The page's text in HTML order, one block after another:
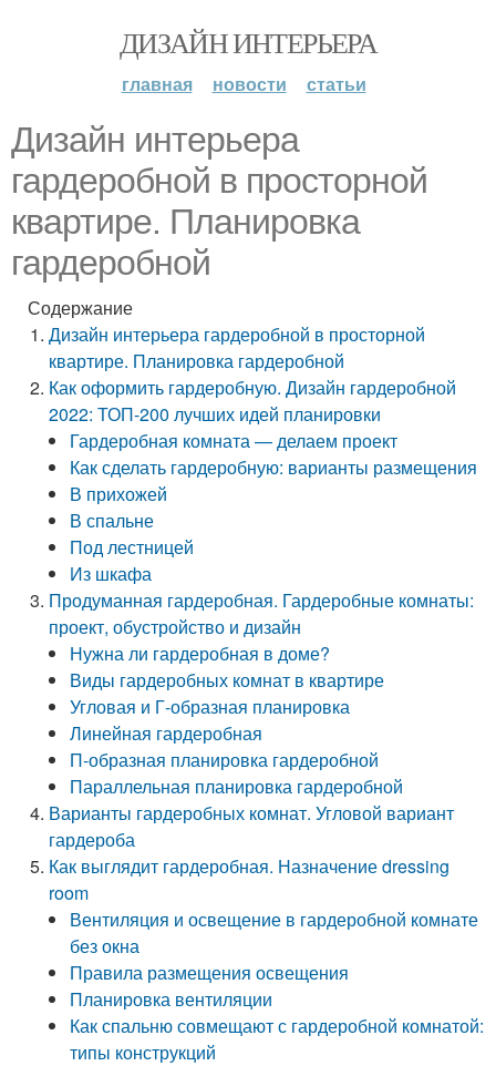
ДИЗАЙН ИНТЕРЬЕРА
главная новости статьи
Дизайн интерьера
гардеробной в просторной
квартире. Планировка
гардеробной
Содержание
Дизайн интерьера гардеробной в просторной
квартире. Планировка гардеробной
Как оформить гардеробную. Дизайн гардеробной
2022: ТОП-200 лучших идей планировки
Гардеробная комната — делаем проект
Как сделать гардеробную: варианты размещения
В прихожей
В спальне
Под лестницей
Из шкафа
Продуманная гардеробная. Гардеробные комнаты:
проект, обустройство и дизайн
Нужна ли гардеробная в доме?
Виды гардеробных комнат в квартире
Угловая и Г-образная планировка
Линейная гардеробная
П-образная планировка гардеробной
Параллельная планировка гардеробной
Варианты гардеробных комнат. Угловой вариант
гардероба
Как выглядит гардеробная. Назначение dressing
room
Вентиляция и освещение в гардеробной комнате
без окна
Правила размещения освещения
Планировка вентиляции
Как спальню совмещают с гардеробной комнатой:
типы конструкций